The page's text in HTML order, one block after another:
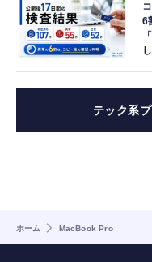
6
テック系
ホーム MacBook Pro